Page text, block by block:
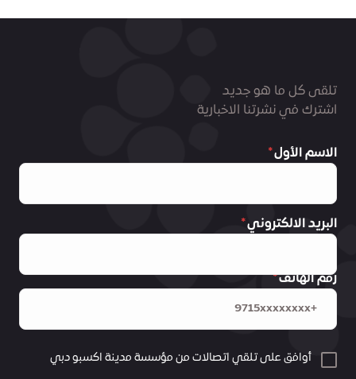
تلقى كل ما هو جديد
اشترك في نشرتنا الاخبارية
الاسم الأول
البريد الالكتروني
رقم الهاتف
أوافق على تلقي اتصالات من مؤسسة مدينة اكسبو دبي